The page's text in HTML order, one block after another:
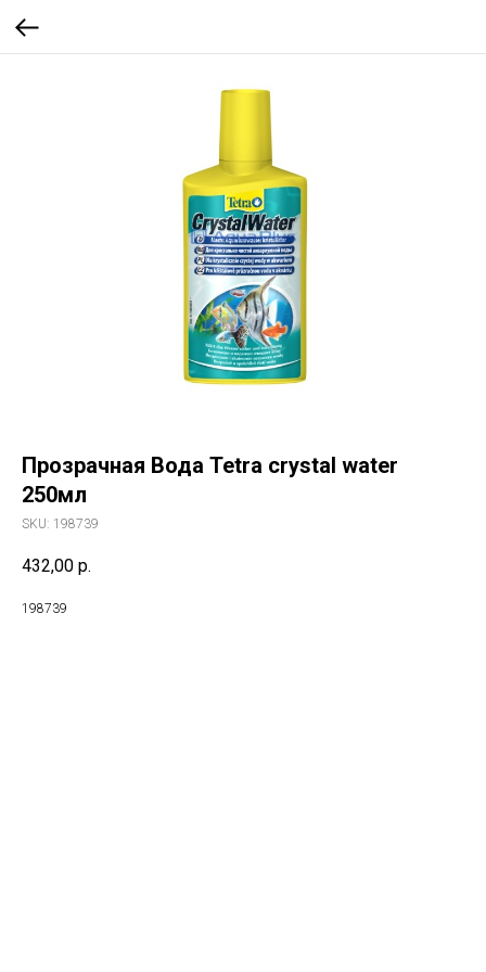
Прозрачная Вода Tetra crystal water
250мл
SKU: 198739
432,00 р.
198739